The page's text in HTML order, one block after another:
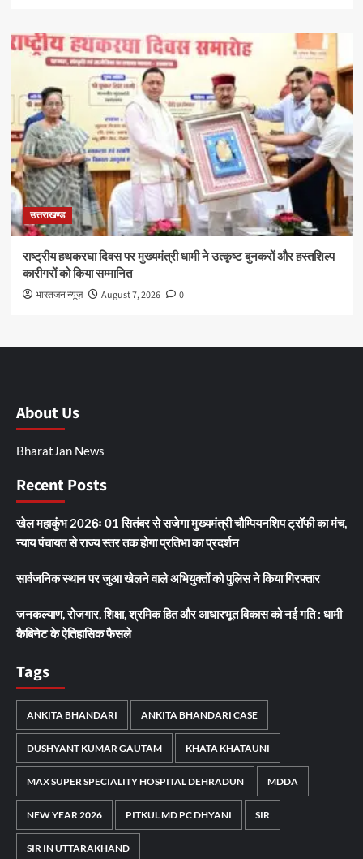
उत्तराखण्ड
राष्ट्रीय हथकरघा दिवस पर मुख्यमंत्री धामी ने उत्कृष्ट बुनकरों और हस्तशिल्प
कारीगरों को किया सम्मानित
भारतजन न्यूज़ August 7, 2026 0
About Us
BharatJan News
Recent Posts
खेल महाकुंभ 2026ः 01 सितंबर से सजेगा मुख्यमंत्री चौम्पियनशिप ट्रॉफी का मंच,
न्याय पंचायत से राज्य स्तर तक होगा प्रतिभा का प्रदर्शन
सार्वजनिक स्थान पर जुआ खेलने वाले अभियुक्तों को पुलिस ने किया गिरफ्तार
जनकल्याण, रोजगार, शिक्षा, श्रमिक हित और आधारभूत विकास को नई गति : धामी
कैबिनेट के ऐतिहासिक फैसले
Tags
ANKITA BHANDARI ANKITA BHANDARI CASE
DUSHYANT KUMAR GAUTAM KHATA KHATAUNI
MAX SUPER SPECIALITY HOSPITAL DEHRADUN MDDA
NEW YEAR 2026 PITKUL MD PC DHYANI SIR
SIR IN UTTARAKHAND